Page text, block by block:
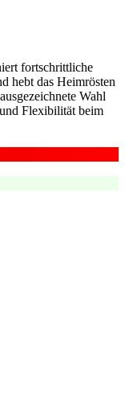
fortschrittliche
hebt das Heimrösten
Wahl
Flexibilität beim